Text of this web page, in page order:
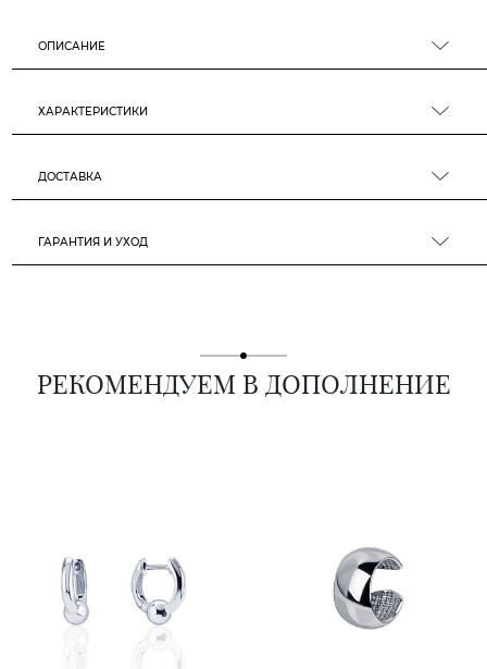
ОПИСАНИЕ
ХАРАКТЕРИСТИКИ
ДОСТАВКА
ГАРАНТИЯ И УХОД
РЕКОМЕНДУЕМ В ДОПОЛНЕНИЕ